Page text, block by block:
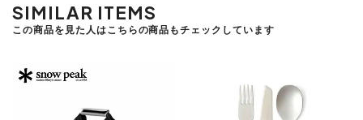
SIMILAR ITEMS
この商品を見た人はこちらの商品もチェックしています